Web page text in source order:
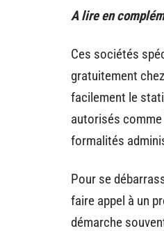
A lire en
Ces sociétés
gratuitement
facilement le
autorisés
formalités
Pour se
faire appel à un
démarche